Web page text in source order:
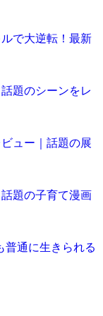
で大逆転！最新
題のシーンをレ
ュー｜話題の展
題の子育て漫画
普通に生きられる